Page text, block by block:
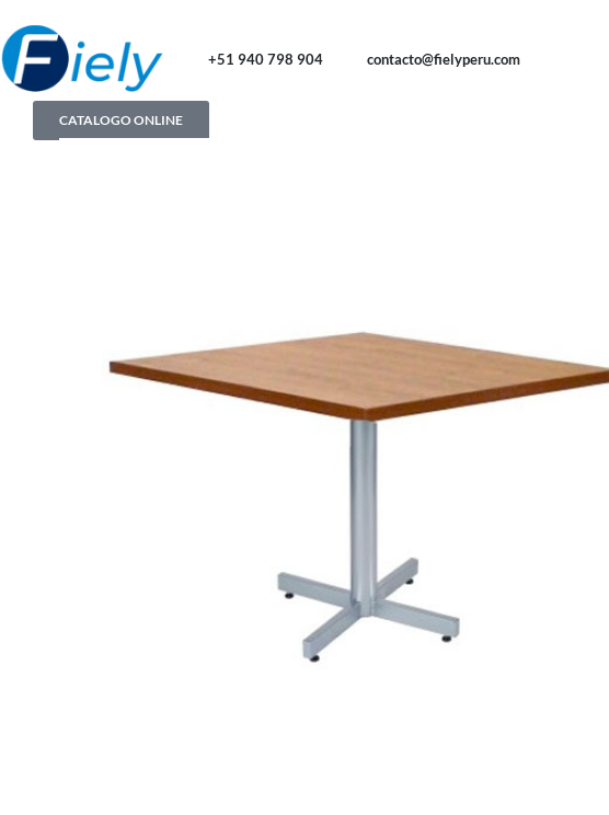
+51 940 798 904 contacto@fielyperu.com
CATALOGO ONLINE